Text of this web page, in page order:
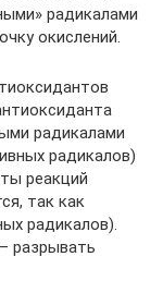
радикалами
окислений.
радикалами
радикалов)
реакций
так как
радикалов).
разрывать